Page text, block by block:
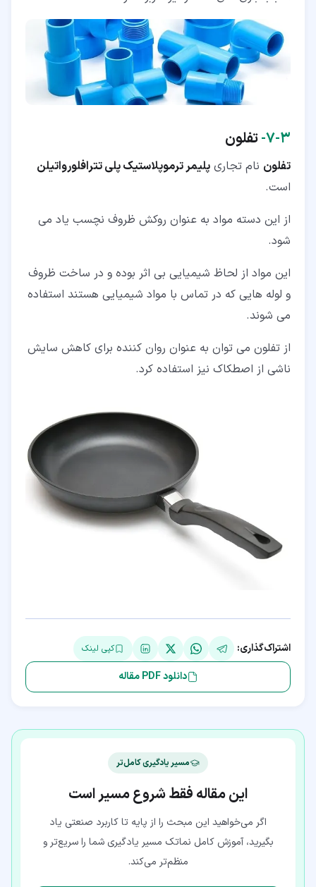
۳‏-‏۷‏- تفلون
تفلون نام تجاری پلیمر ترموپلاستیک پلی تترافلورواتیلن
است.
از این دسته مواد به عنوان روکش ظروف نچسب یاد می
شود.
این مواد از لحاظ شیمیایی بی اثر بوده و در ساخت ظروف
و لوله هایی که در تماس با مواد شیمیایی هستند استفاده
می شوند.
از تفلون می توان به عنوان روان کننده برای کاهش سایش
ناشی از اصطکاک نیز استفاده کرد.
اشتراک‌گذاری: کپی لینک
دانلود PDF مقاله
مسیر یادگیری کامل‌تر
این مقاله فقط شروع مسیر است
اگر می‌خواهید این مبحث را از پایه تا کاربرد صنعتی یاد
بگیرید، آموزش کامل نماتک مسیر یادگیری شما را سریع‌تر و
منظم‌تر می‌کند.